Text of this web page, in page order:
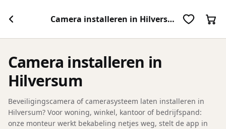
Camera installeren in Hilversum
Camera installeren in
Hilversum
Beveiligingscamera of camerasysteem laten installeren in
Hilversum? Voor woning, winkel, kantoor of bedrijfspand:
onze monteur werkt bekabeling netjes weg, stelt de app in